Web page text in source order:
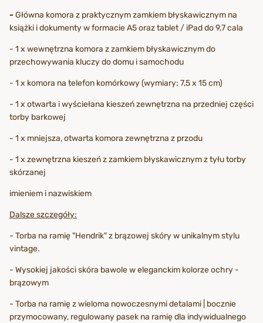
- Główna komora z praktycznym zamkiem błyskawicznym na
książki i dokumenty w formacie A5 oraz tablet / iPad do 9,7 cala
- 1 x wewnętrzna komora z zamkiem błyskawicznym do
przechowywania kluczy do domu i samochodu
- 1 x komora na telefon komórkowy (wymiary: 7,5 x 15 cm)
- 1 x otwarta i wyściełana kieszeń zewnętrzna na przedniej części
torby barkowej
- 1 x mniejsza, otwarta komora zewnętrzna z przodu
- 1 x zewnętrzna kieszeń z zamkiem błyskawicznym z tyłu torby
skórzanej
imieniem i nazwiskiem
Dalsze szczegóły:
- Torba na ramię "Hendrik" z brązowej skóry w unikalnym stylu
vintage.
- Wysokiej jakości skóra bawole w eleganckim kolorze ochry -
brązowym
- Torba na ramię z wieloma nowoczesnymi detalami | bocznie
przymocowany, regulowany pasek na ramię dla indywidualnego